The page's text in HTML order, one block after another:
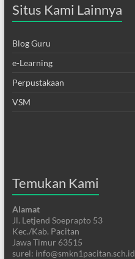
Situs Kami Lainnya
Blog Guru
e-Learning
Perpustakaan
VSM
Temukan Kami
Alamat
Jl. Letjend Soeprapto 53
Kec./Kab. Pacitan
Jawa Timur 63515
surel: info@smkn1pacitan.sch.id